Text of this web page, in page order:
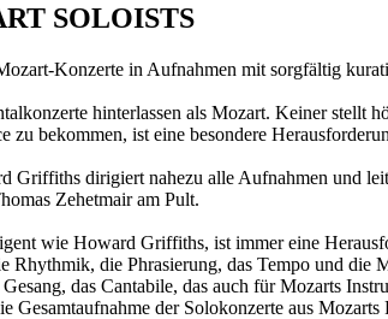
SOLOISTS
Konzerte in Aufnahmen mit sorgfältig
hinterlassen als Mozart. Keiner stellt
zu bekommen, ist eine besondere
dirigiert nahezu alle Aufnahmen und
Zehetmair am Pult.
wie Howard Griffiths, ist immer eine
die Phrasierung, das Tempo und die
das Cantabile, das auch für Mozarts
Gesamtaufnahme der Solokonzerte aus